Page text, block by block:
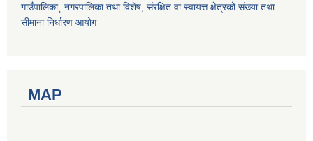
गाउँपालिका¸ नगरपालिका तथा विशेष, संरक्षित वा स्वायत्त क्षेत्रको संख्या तथा
सीमाना निर्धारण आयोग
MAP